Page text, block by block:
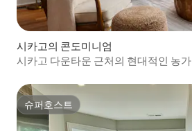
시카고의 콘도미니엄
시카고 다운타운 근처의 현대적인 농가
슈퍼호스트
슈퍼호스트